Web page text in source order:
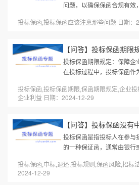
问题，以确保保函合规有效
性格式与条款：保函内容（
投标保函,投标保函应该注意那些问题 日期：
投标保函期限规定：保障企
在投标过程中，投标保函作
证明投标人履约能力，以防
投标保函,投标保函期限,保函期限规定,企业
企业利益 日期：2024-12-29
投标保函是指投标人在参与
的一种保证函，通常由银行
保在投标过程中投标人不会
投标保函,中标,退还,投标规则,保函风险,招标
2024-12-29